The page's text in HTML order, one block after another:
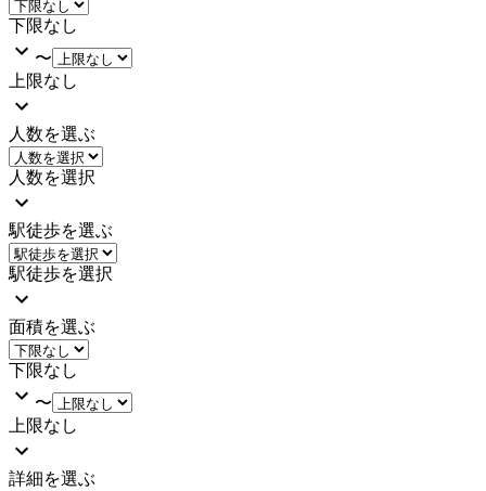
下限なし
〜
上限なし
人数を選ぶ
人数を選択
駅徒歩を選ぶ
駅徒歩を選択
面積を選ぶ
下限なし
〜
上限なし
詳細を選ぶ